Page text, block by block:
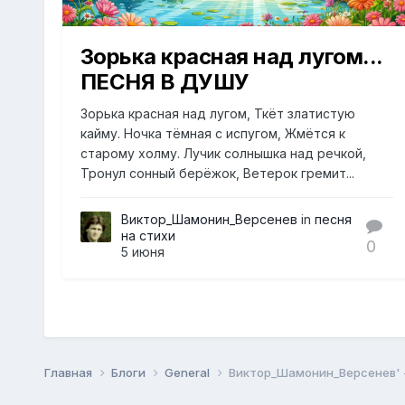
Зорька красная над лугом...
ПЕСНЯ В ДУШУ
Зорька красная над лугом, Ткёт златистую
кайму. Ночка тёмная с испугом, Жмётся к
старому холму. Лучик солнышка над речкой,
Тронул сонный берёжок, Ветерок гремит...
Виктор_Шамонин_Версенев in песня
на стихи
5 июня
0
Главная Блоги General Виктор_Шамонин_Версенев'